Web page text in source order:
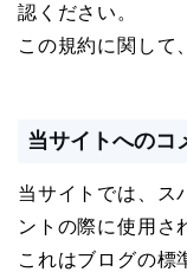
認ください。
この規約に関して
当サイトへのコ
当サイトでは、ス
ントの際に使用さ
これはブログの標